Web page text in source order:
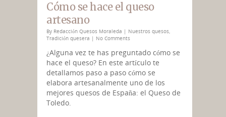
Cómo se hace el queso
artesano
By Redacción Quesos Moraleda | Nuestros quesos,
Tradición quesera | No Comments
¿Alguna vez te has preguntado cómo se
hace el queso? En este artículo te
detallamos paso a paso cómo se
elabora artesanalmente uno de los
mejores quesos de España: el Queso de
Toledo.